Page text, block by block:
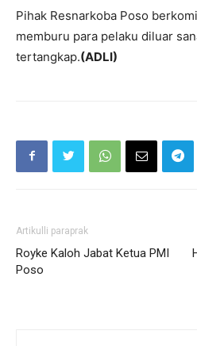
Pihak Resnarkoba Poso
memburu para pelaku diluar
tertangkap.(ADLI)
Artikulli paraprak
Royke Kaloh Jabat Ketua PMI
Poso